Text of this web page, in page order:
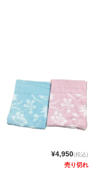
¥4,950(税込)
売り切れ